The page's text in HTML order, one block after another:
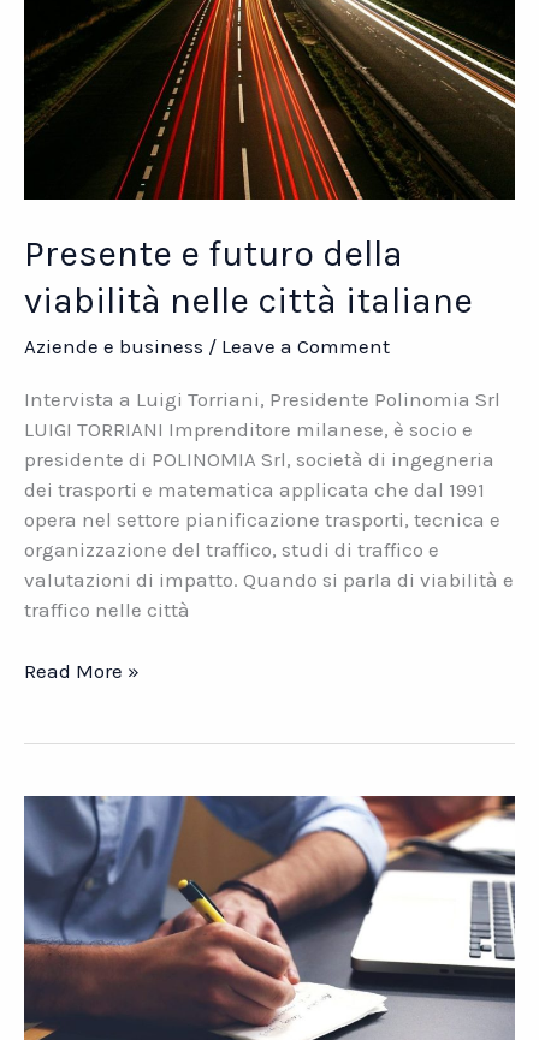
Presente e futuro della
viabilità nelle città italiane
Aziende e business / Leave a Comment
Intervista a Luigi Torriani, Presidente Polinomia Srl
LUIGI TORRIANI Imprenditore milanese, è socio e
presidente di POLINOMIA Srl, società di ingegneria
dei trasporti e matematica applicata che dal 1991
opera nel settore pianificazione trasporti, tecnica e
organizzazione del traffico, studi di traffico e
valutazioni di impatto. Quando si parla di viabilità e
traffico nelle città
Presente
nelle
città
italiane
Read More »